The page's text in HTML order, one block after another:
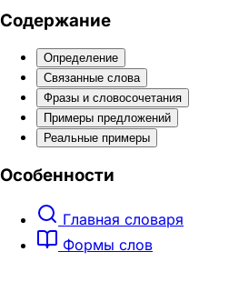
Содержание
Определение
Связанные слова
Фразы и словосочетания
Примеры предложений
Реальные примеры
Особенности
Главная словаря
Формы слов